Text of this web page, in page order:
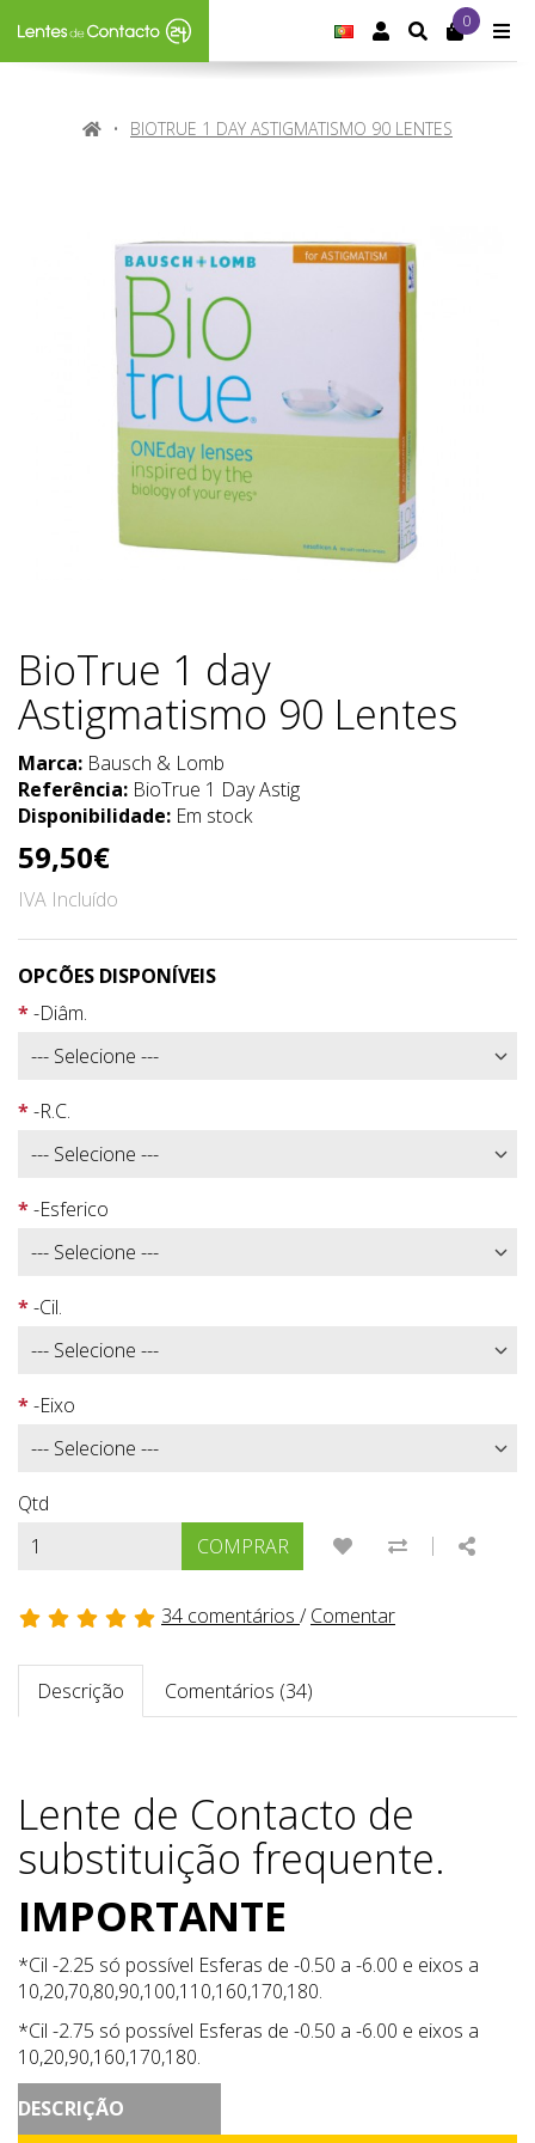
IDIOMA:
PORTUGUÊS
CONTA DE
SEARCH
0
HOMEBIOTRUE 1 DAY ASTIGMATISMO 90 LENTES
BioTrue 1 day
Astigmatismo 90 Lentes
Marca: Bausch & Lomb
Referência: BioTrue 1 Day Astig
Disponibilidade: Em stock
59,50€
IVA Incluído
OPCÕES DISPONÍVEIS
-Diâm.
-R.C.
-Esferico
-Cil.
-Eixo
Qtd
COMPRAR
ADICIONAR À LISTA
COMPARAR
| SHARE
34 comentários /Comentar
Descrição Comentários (34)
Lente de Contacto de
substituição frequente.
IMPORTANTE
*Cil -2.25 só possível Esferas de -0.50 a -6.00 e eixos a
10,20,70,80,90,100,110,160,170,180.
*Cil -2.75 só possível Esferas de -0.50 a -6.00 e eixos a
10,20,90,160,170,180.
DESCRIÇÃO